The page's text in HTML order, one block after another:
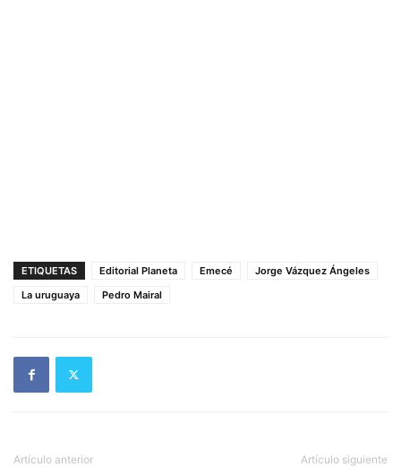
ETIQUETAS Editorial Planeta Emecé
Jorge Vázquez Ángeles
La uruguaya
Pedro Mairal
Artículo anterior Artículo siguiente